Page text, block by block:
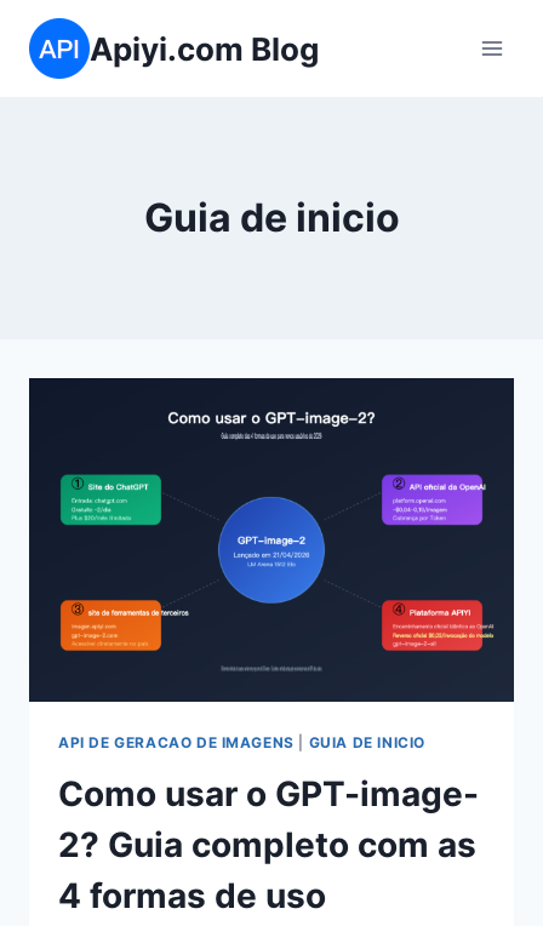
content
Apiyi.com Blog
Guia de inicio
API DE GERACAO DE IMAGENS GUIA DE INICIO
Como usar o GPT-image-
2? Guia completo com as
4 formas de uso